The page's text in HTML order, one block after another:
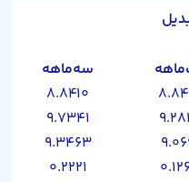
سه‌ماهه
۸.۸۴۱۰
۹.۷۳۴۱
۹.۳۴۶۳
۰.۲۲۲۱